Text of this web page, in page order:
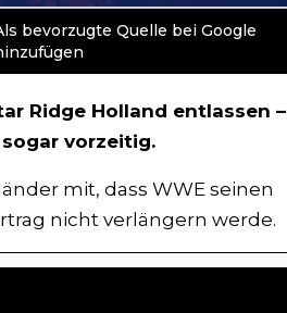
bevorzugte Quelle bei Google
Ridge Holland entlassen –
vorzeitig.
mit, dass WWE seinen
nicht verlängern werde.